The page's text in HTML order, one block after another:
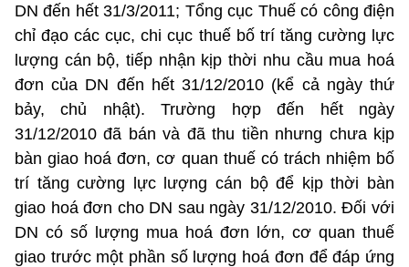
DN đến hết 31/3/2011; Tổng cục Thuế có công điện
chỉ đạo các cục, chi cục thuế bố trí tăng cường lực
lượng cán bộ, tiếp nhận kịp thời nhu cầu mua hoá
đơn của DN đến hết 31/12/2010 (kể cả ngày thứ
bảy, chủ nhật). Trường hợp đến hết ngày
31/12/2010 đã bán và đã thu tiền nhưng chưa kịp
bàn giao hoá đơn, cơ quan thuế có trách nhiệm bố
trí tăng cường lực lượng cán bộ để kịp thời bàn
giao hoá đơn cho DN sau ngày 31/12/2010. Đối với
DN có số lượng mua hoá đơn lớn, cơ quan thuế
giao trước một phần số lượng hoá đơn để đáp ứng